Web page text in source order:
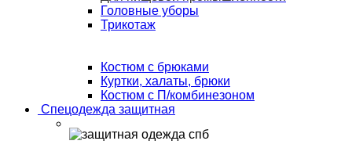
Головные уборы
Трикотаж
Костюм с брюками
Куртки, халаты, брюки
Костюм с П/комбинезоном
Спецодежда защитная